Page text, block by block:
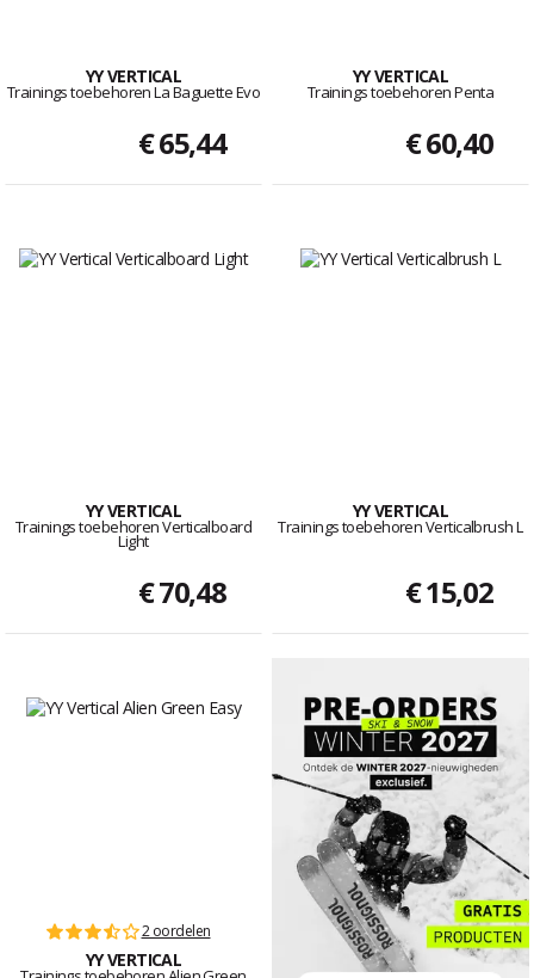
YY VERTICAL
Trainings toebehoren La Baguette Evo
€ 65,44
YY VERTICAL
Trainings toebehoren Penta
€ 60,40
YY VERTICAL
Trainings toebehoren Verticalboard
Light
€ 70,48
YY VERTICAL
Trainings toebehoren Verticalbrush L
€ 15,02
2 oordelen
YY VERTICAL